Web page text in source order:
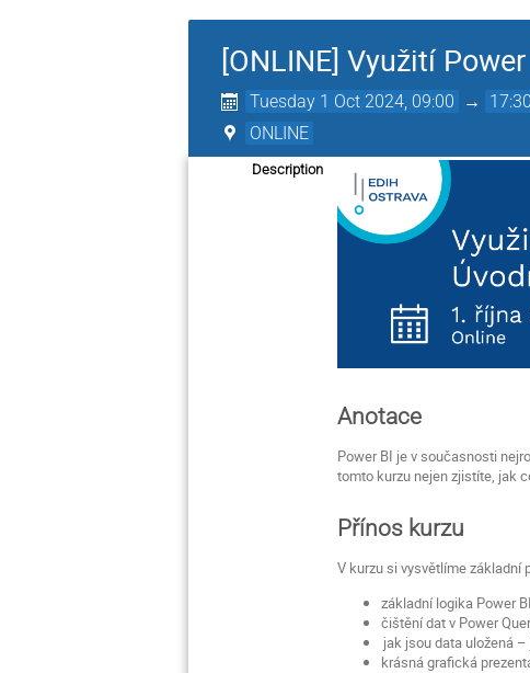
[ONLINE] Využití
Tuesday 1 Oct 2024, 09:00 → 17:30
ONLINE
Description
Anotace
Power BI je v současnosti
tomto kurzu nejen zjistíte, jak
Přínos kurzu
V kurzu si vysvětlíme základní
základní logika Power
čištění dat v Power
jak jsou data uložená
krásná grafická